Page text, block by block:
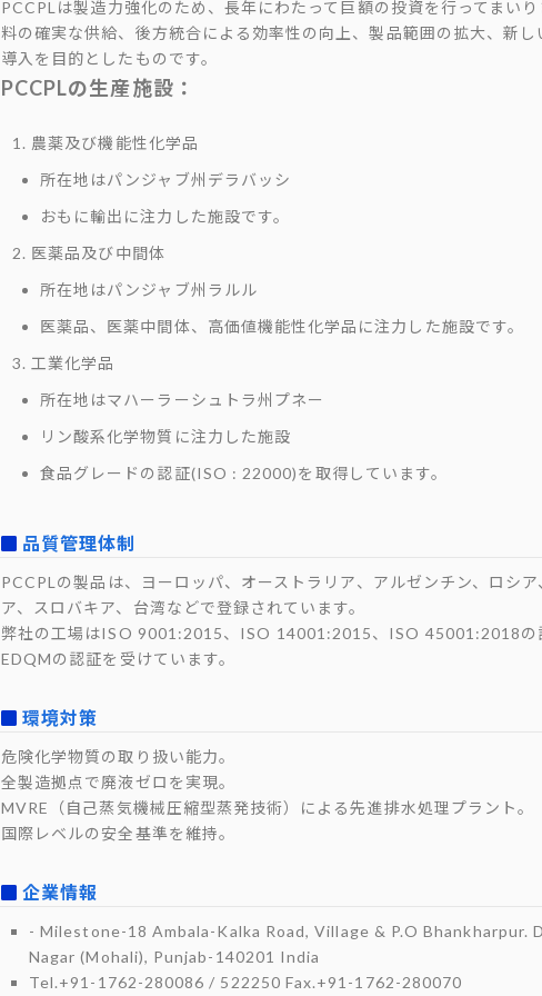
PCCPLは製造力強化のため、長年にわたって巨額の投資を行ってまい
料の確実な供給、後方統合による効率性の向上、製品範囲の拡大、新し
導入を目的としたものです。
PCCPLの生産施設：
農薬及び機能性化学品
所在地はパンジャブ州デラバッシ
おもに輸出に注力した施設です。
医薬品及び中間体
所在地はパンジャブ州ラルル
医薬品、医薬中間体、高価値機能性化学品に注力した施設です。
工業化学品
所在地はマハーラーシュトラ州プネー
リン酸系化学物質に注力した施設
食品グレードの認証(ISO : 22000)を取得しています。
品質管理体制
PCCPLの製品は、ヨーロッパ、オーストラリア、アルゼンチン、ロシ
ア、スロバキア、台湾などで登録されています。
弊社の工場はISO 9001:2015、ISO 14001:2015、ISO 45001:2018の
EDQMの認証を受けています。
環境対策
危険化学物質の取り扱い能力。
全製造拠点で廃液ゼロを実現。
MVRE（自己蒸気機械圧縮型蒸発技術）による先進排水処理プラント。
国際レベルの安全基準を維持。
企業情報
- Milestone-18 Ambala-Kalka Road, Village & P.O Bhankharpur.
Nagar (Mohali), Punjab-140201 India
Tel.+91-1762-280086 / 522250 Fax.+91-1762-280070